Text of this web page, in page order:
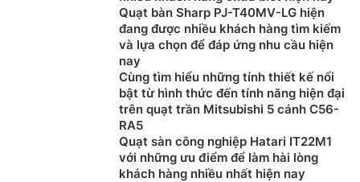
Quạt bàn Sharp PJ-T40MV-LG hiện
đang được nhiều khách hàng tìm kiếm
và lựa chọn để đáp ứng nhu cầu hiện
nay
Cùng tìm hiểu những tính thiết kế nổi
bật từ hình thức đến tính năng hiện đại
trên quạt trần Mitsubishi 5 cánh C56-
RA5
Quạt sàn công nghiệp Hatari IT22M1
với những ưu điểm để làm hài lòng
khách hàng nhiều nhất hiện nay